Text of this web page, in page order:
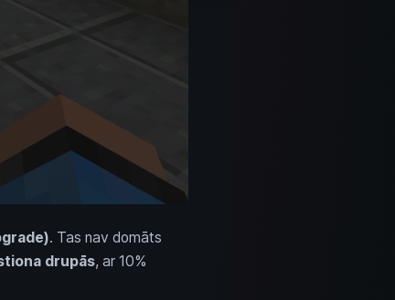
. Tas nav domāts
drupās, ar 10%